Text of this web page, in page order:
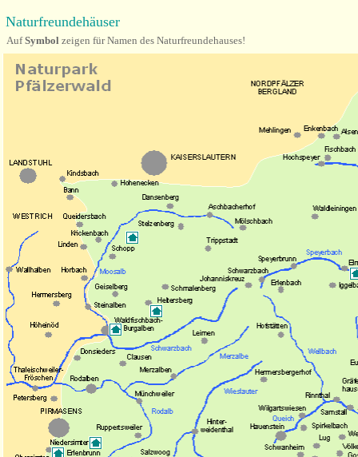
Naturfreundehäuser
AufSymbol zeigen für Namen des Naturfreundehauses!